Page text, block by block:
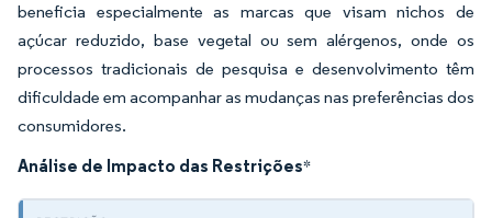
beneficia especialmente as marcas que visam nichos de
açúcar reduzido, base vegetal ou sem alérgenos, onde os
processos tradicionais de pesquisa e desenvolvimento têm
dificuldade em acompanhar as mudanças nas preferências dos
consumidores.
Análise de Impacto das Restrições*